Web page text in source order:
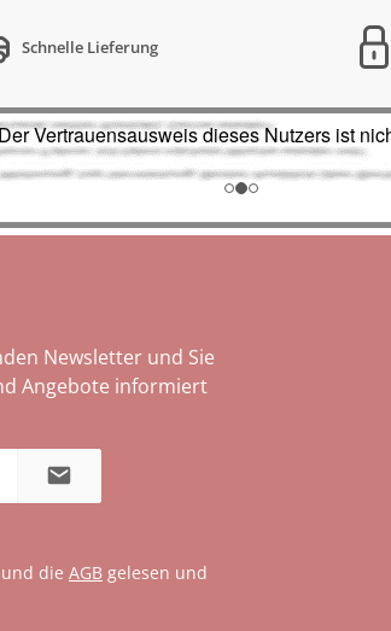
Schnelle Lieferung
Newsletter und Sie
Angebote informiert
die AGB gelesen und